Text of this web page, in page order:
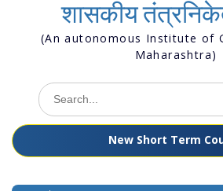
शासकीय
(An autonomous Institute of
Maharashtra)
Search
for:
New Short Term